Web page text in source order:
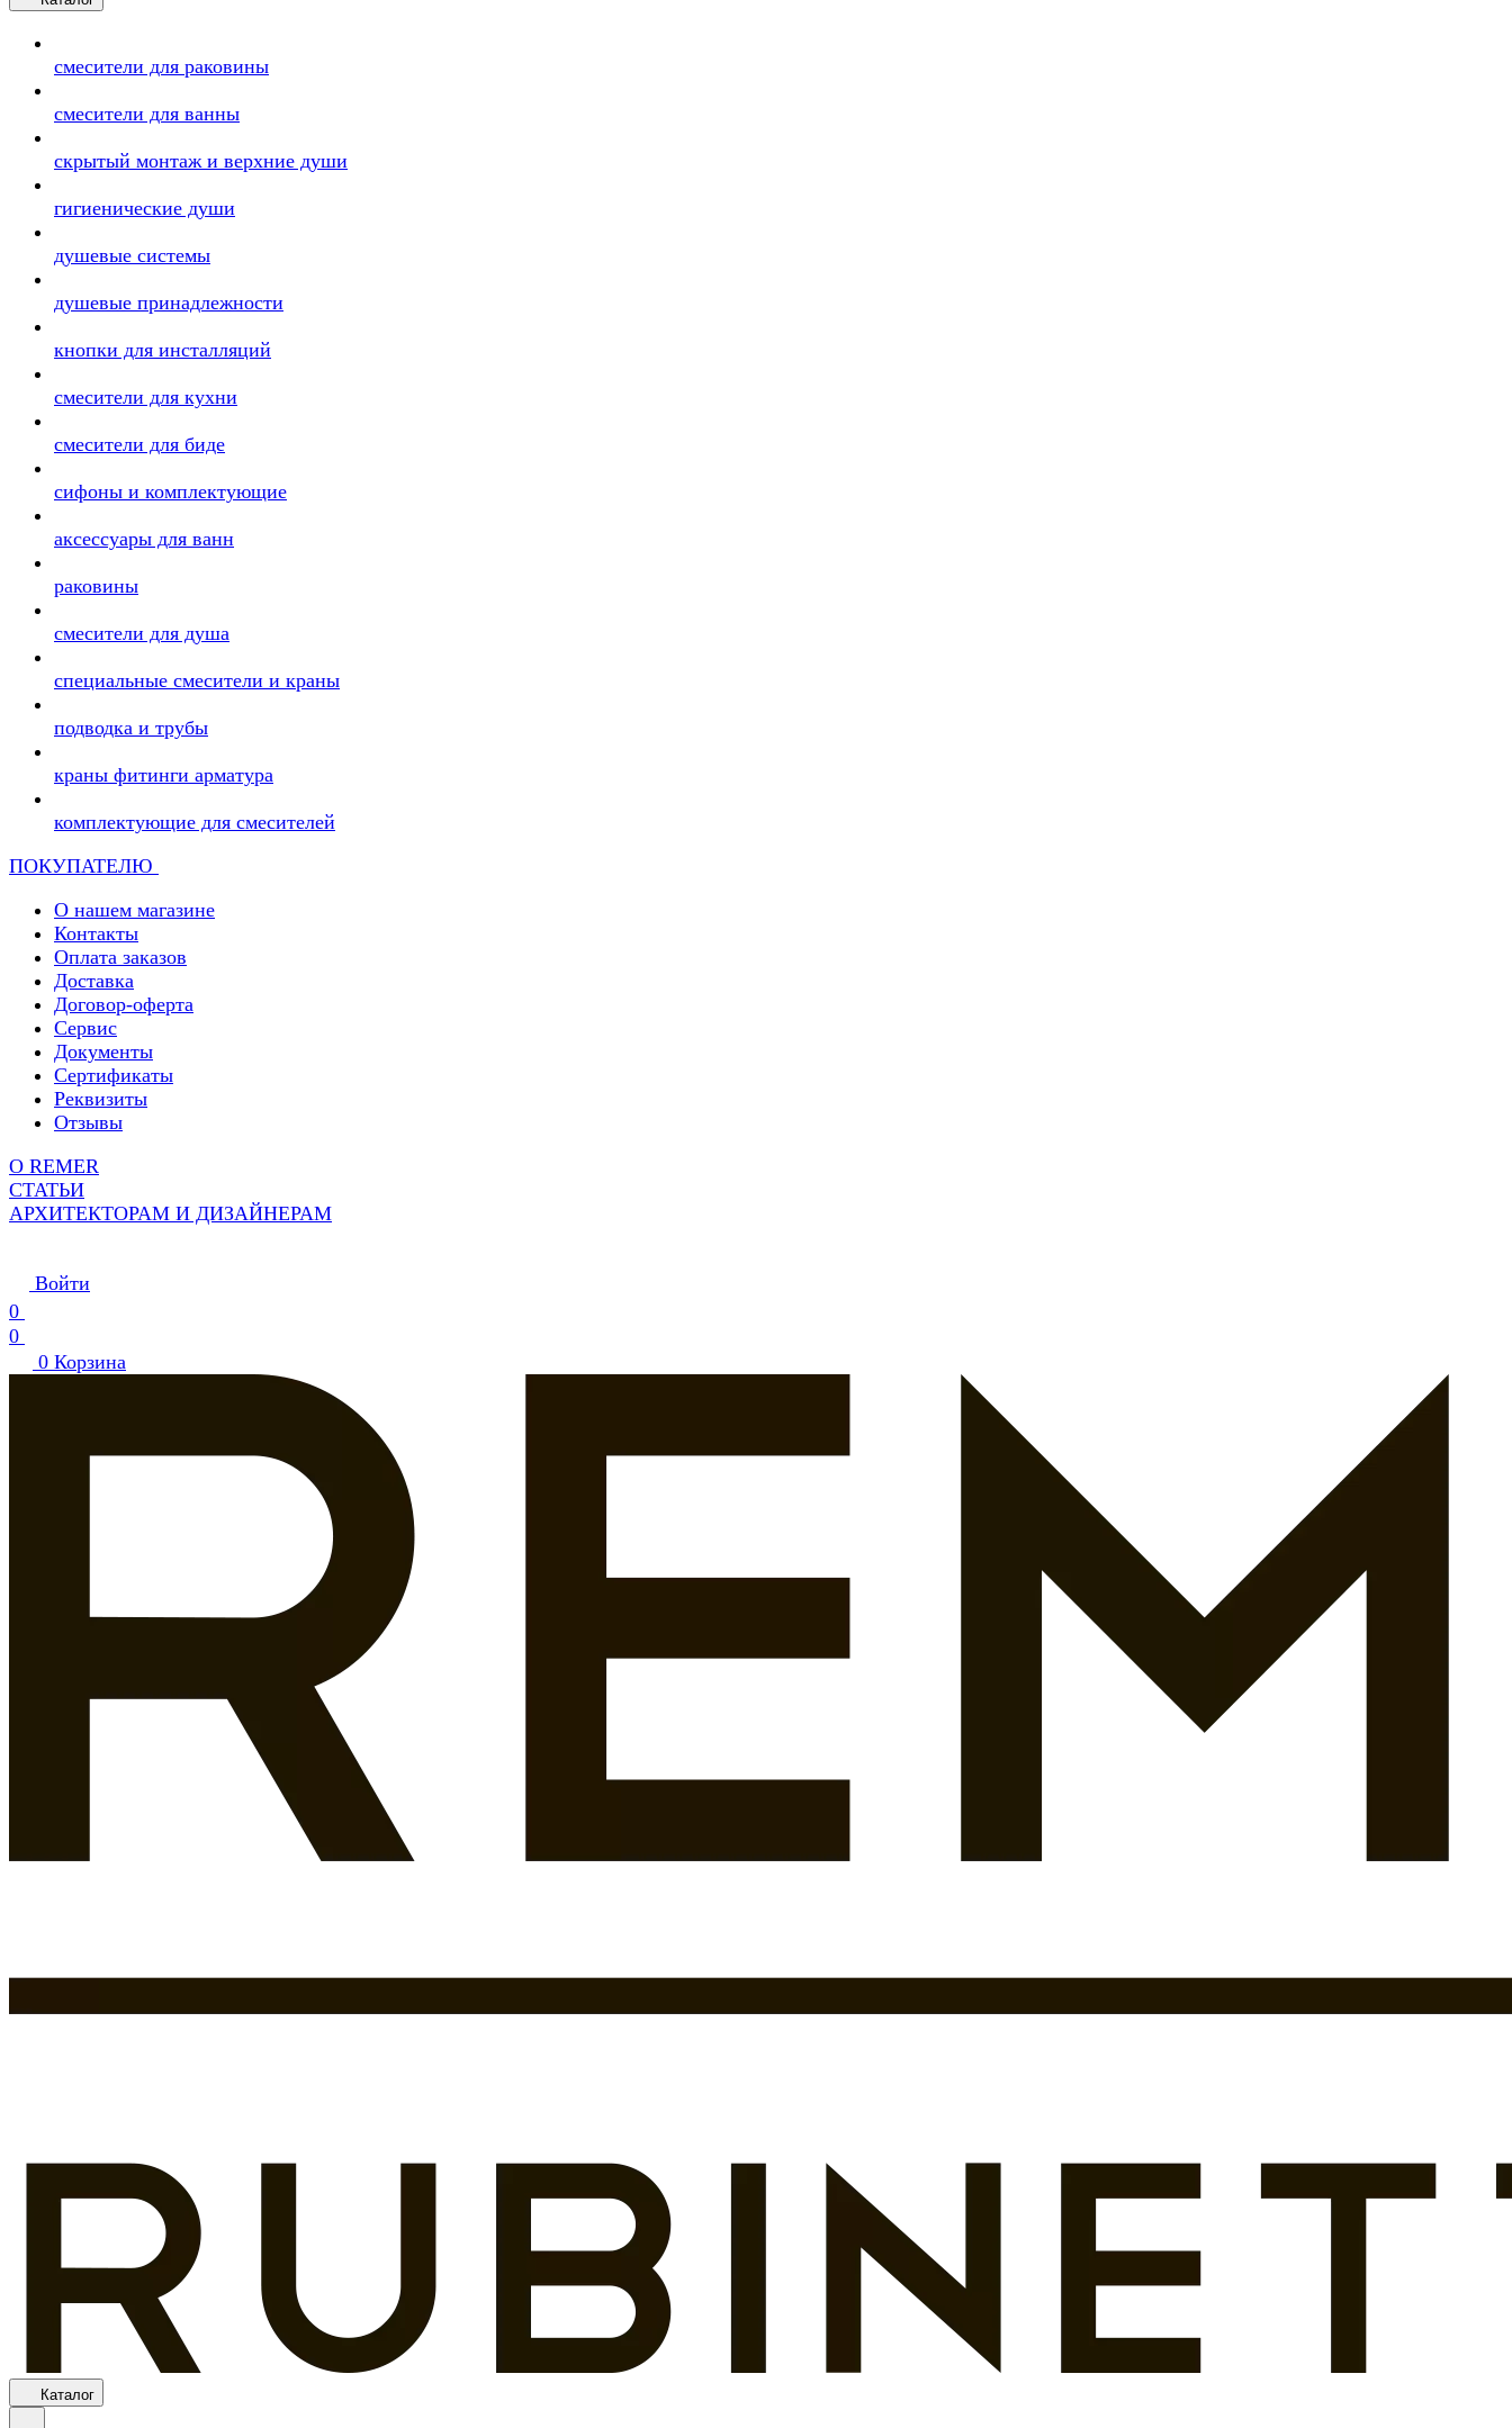
смесители для раковины
смесители для ванны
скрытый монтаж и верхние души
гигиенические души
душевые системы
душевые принадлежности
кнопки для инсталляций
смесители для кухни
смесители для биде
сифоны и комплектующие
аксессуары для ванн
раковины
смесители для душа
специальные смесители и краны
подводка и трубы
краны фитинги арматура
комплектующие для смесителей
ПОКУПАТЕЛЮ
О нашем магазине
Контакты
Оплата заказов
Доставка
Договор-оферта
Сервис
Документы
Сертификаты
Реквизиты
Отзывы
О REMER
СТАТЬИ
АРХИТЕКТОРАМ И ДИЗАЙНЕРАМ
Войти
0
0
0 Корзина
Каталог